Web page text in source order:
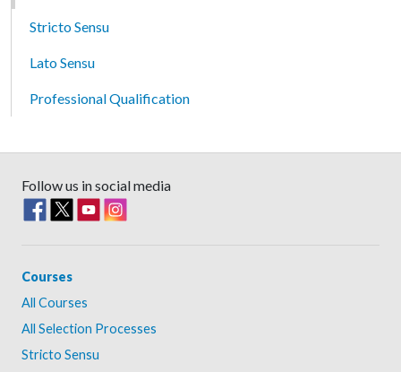
Stricto Sensu
Lato Sensu
Professional Qualification
Follow us in social media
Courses
All Courses
All Selection Processes
Stricto Sensu